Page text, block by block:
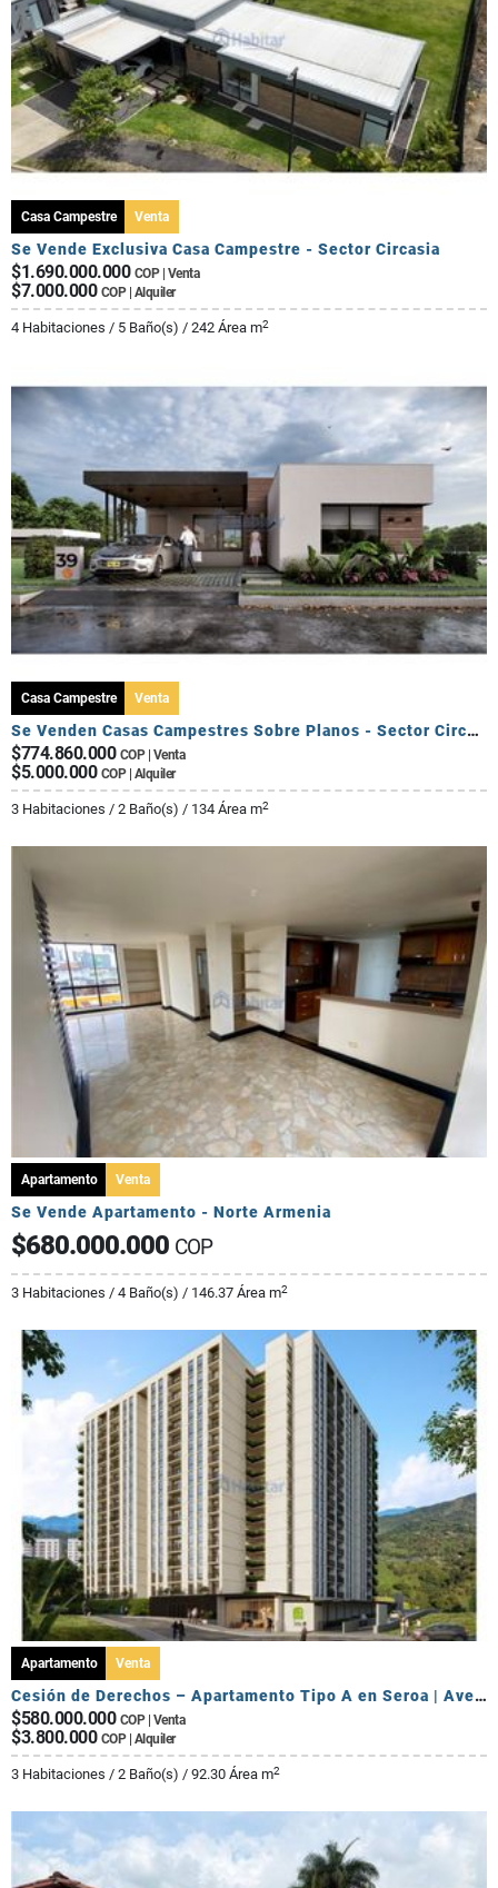
Casa Campestre Venta
Se Vende Exclusiva Casa Campestre - Sector Circasia
$1.690.000.000 COP | Venta
$7.000.000 COP | Alquiler
4 Habitaciones / 5 Baño(s) / 242 Área m2
Casa Campestre Venta
Se Venden Casas Campestres Sobre Planos - Sector Circasia
$774.860.000 COP | Venta
$5.000.000 COP | Alquiler
3 Habitaciones / 2 Baño(s) / 134 Área m2
Apartamento Venta
Se Vende Apartamento - Norte Armenia
$680.000.000 COP
3 Habitaciones / 4 Baño(s) / 146.37 Área m2
Apartamento Venta
Cesión de Derechos – Apartamento Tipo A en Seroa | Avenida Centenario
$580.000.000 COP | Venta
$3.800.000 COP | Alquiler
3 Habitaciones / 2 Baño(s) / 92.30 Área m2